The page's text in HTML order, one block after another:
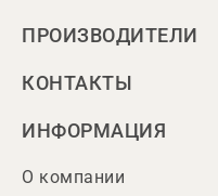
ПРОИЗВОДИТЕЛИ
КОНТАКТЫ
ИНФОРМАЦИЯ
О компании